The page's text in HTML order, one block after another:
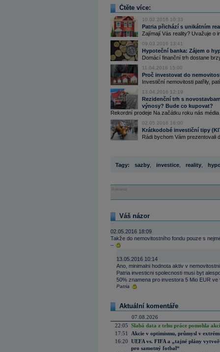
Čtěte více:
10.02.2016 10:33
Patria přichází s unikátním
Zajímají Vás reality? Uvažuje o
09.03.2016 13:41
Hypoteční banka: Zájem o
Domácí finanční trh dostane
11.04.2016 15:00
Proč investovat do
Investiční nemovitosti patřily,
13.04.2016 12:19
Rezidenční trh s
výnosy? Bude co kupovat?
Rekordní prodeje Na začátku roku nás
02.05.2016 16:00
Krátkodobé investiční tipy
Rádi bychom Vám prezentovali
Tagy: sazby investice reality
Reklama
Váš názor
02.05.2016 18:09
Takže do nemovitostního fondu pouze s
--
13.05.2016 10:14
Ano, minimalni hodnota aktiv v
Patria investicni spolecnosti musi byt
50% znamena pro investora 5 Mio EUR ve
Patria
Aktuální komentáře
07.08.2026
22:05 Slabá data z trhu práce pomohla
17:51
Akcie v optimismu, průmysl v
16:20 UEFA vs. FIFA a „tajné plány
pro samotný fotbal“